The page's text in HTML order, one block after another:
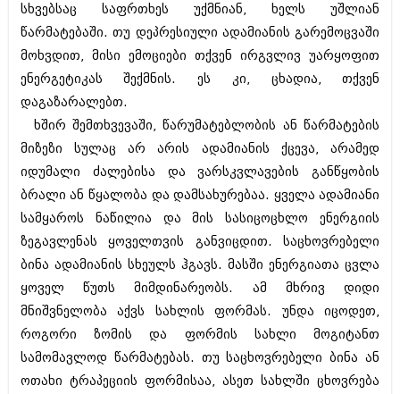
სხვადასხვა
ანონსი
ივლისი 2018 (223)
ივნისი 2018 (244)
მაისი 2018 (211)
აპრილი 2018 (194)
მარტი 2018 (256)
თებერვალი 2018 (208)
იანვარი 2018 (215)
დეკემბერი 2017 (243)
ნოემბერი 2017 (212)
ოქტომბერი 2017 (231)
სექტემბერი 2017 (261)
აგვისტო 2017 (212)
ივნისი 2017 (265)
არქივი
ნოემბერი 2020 (103)
ოქტომბერი 2020 (209)
სექტემბერი 2020 (204)
ივლისი 2020 (204)
ივნისი 2020 (249)
არქივის ზომის ნახვა
სხვებსაც საფრთხეს უქმნიან, ხელს უშლიან
წარმატებაში. თუ დეპრესიული ადამიანის გარემოცვაში
მოხვდით, მისი ემოციები თქვენ ირგვლივ უარყოფით
ენერგეტიკას შექმნის. ეს კი, ცხადია, თქვენ
დაგაზარალებთ.
ხშირ შემთხვევაში, წარუმატებლობის ან წარმატების
მიზეზი სულაც არ არის ადამიანის ქცევა, არამედ
იდუმალი ძალებისა და ვარსკვლავების განწყობის
ბრალი ან წყალობა და დამსახურებაა. ყველა ადამიანი
სამყაროს ნაწილია და მის სასიცოცხლო ენერგიის
ზეგავლენას ყოველთვის განვიცდით. საცხოვრებელი
ბინა ადამიანის სხეულს ჰგავს. მასში ენერგიათა ცვლა
ყოველ წუთს მიმდინარეობს. ამ მხრივ დიდი
მნიშვნელობა აქვს სახლის ფორმას. უნდა იცოდეთ,
როგორი ზომის და ფორმის სახლი მოგიტანთ
სამომავლოდ წარმატებას. თუ საცხოვრებელი ბინა ან
ოთახი ტრაპეციის ფორმისაა, ასეთ სახლში ცხოვრება